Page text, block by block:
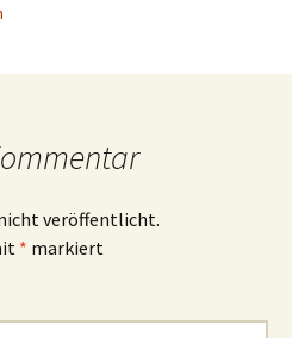
veröffentlicht.
* markiert